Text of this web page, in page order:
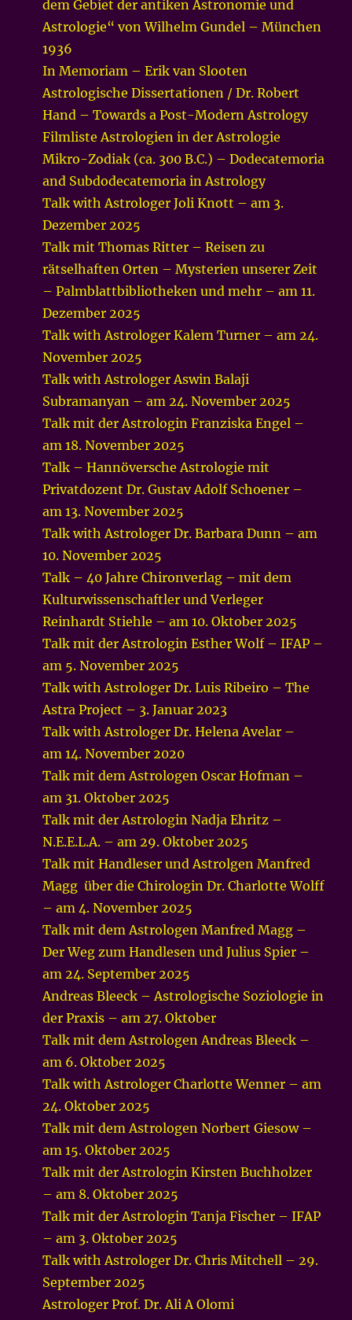
dem Gebiet der antiken Astronomie und
Astrologie“ von Wilhelm Gundel – München
1936
In Memoriam – Erik van Slooten
Astrologische Dissertationen / Dr. Robert
Hand – Towards a Post-Modern Astrology
Filmliste Astrologien in der Astrologie
Mikro-Zodiak (ca. 300 B.C.) – Dodecatemoria
and Subdodecatemoria in Astrology
Talk with Astrologer Joli Knott – am 3.
Dezember 2025
Talk mit Thomas Ritter – Reisen zu
rätselhaften Orten – Mysterien unserer Zeit
– Palmblattbibliotheken und mehr – am 11.
Dezember 2025
Talk with Astrologer Kalem Turner – am 24.
November 2025
Talk with Astrologer Aswin Balaji
Subramanyan – am 24. November 2025
Talk mit der Astrologin Franziska Engel –
am 18. November 2025
Talk – Hannöversche Astrologie mit
Privatdozent Dr. Gustav Adolf Schoener –
am 13. November 2025
Talk with Astrologer Dr. Barbara Dunn – am
10. November 2025
Talk – 40 Jahre Chironverlag – mit dem
Kulturwissenschaftler und Verleger
Reinhardt Stiehle – am 10. Oktober 2025
Talk mit der Astrologin Esther Wolf – IFAP –
am 5. November 2025
Talk with Astrologer Dr. Luis Ribeiro – The
Astra Project – 3. Januar 2023
Talk with Astrologer Dr. Helena Avelar –
am 14. November 2020
Talk mit dem Astrologen Oscar Hofman –
am 31. Oktober 2025
Talk mit der Astrologin Nadja Ehritz –
N.E.E.L.A. – am 29. Oktober 2025
Talk mit Handleser und Astrolgen Manfred
Magg über die Chirologin Dr. Charlotte Wolff
– am 4. November 2025
Talk mit dem Astrologen Manfred Magg –
Der Weg zum Handlesen und Julius Spier –
am 24. September 2025
Andreas Bleeck – Astrologische Soziologie in
der Praxis – am 27. Oktober
Talk mit dem Astrologen Andreas Bleeck –
am 6. Oktober 2025
Talk with Astrologer Charlotte Wenner – am
24. Oktober 2025
Talk mit dem Astrologen Norbert Giesow –
am 15. Oktober 2025
Talk mit der Astrologin Kirsten Buchholzer
– am 8. Oktober 2025
Talk mit der Astrologin Tanja Fischer – IFAP
– am 3. Oktober 2025
Talk with Astrologer Dr. Chris Mitchell – 29.
September 2025
Astrologer Prof. Dr. Ali A Olomi